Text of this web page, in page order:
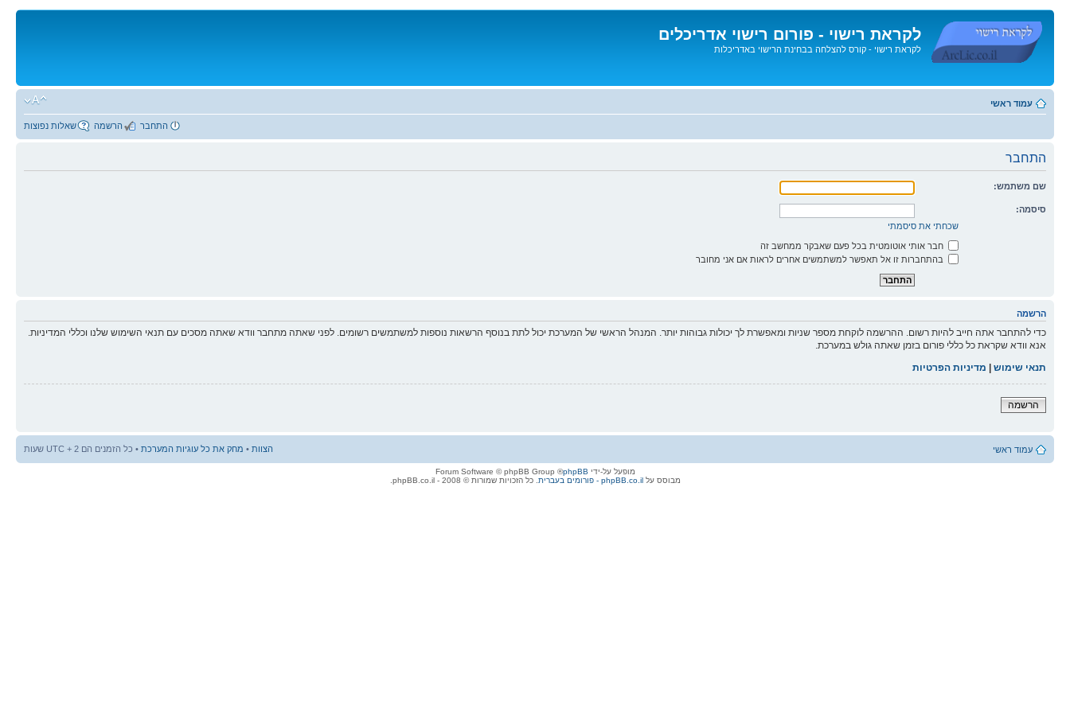
לקראת רישוי - פורום רישוי אדריכלים
לקראת רישוי - קורס להצלחה בבחינת הרישוי באדריכלות
לתוכן
עמוד ראשי
שאלות נפוצות הרשמה התחבר
התחבר
שם משתמש:
סיסמה:
שכחתי את סיסמתי
חבר אותי אוטומטית בכל פעם שאבקר ממחשב זה
בהתחברות זו אל תאפשר למשתמשים אחרים לראות אם אני מחובר
הרשמה
כדי להתחבר אתה חייב להיות רשום. ההרשמה לוקחת מספר שניות ומאפשרת לך יכולות גבוהות יותר. המנהל הראשי של המערכת יכול לתת בנוסף הרשאות נוספות למשתמשים רשומים. לפני שאתה מתחבר וודא שאתה מסכים עם תנאי השימוש שלנו וכללי המדיניות.
אנא וודא שקראת כל כללי פורום בזמן שאתה גולש במערכת.
תנאי שימוש | מדיניות הפרטיות
הרשמה
עמוד ראשי הצוות • מחק את כל עוגיות המערכת • כל הזמנים הם UTC + 2 שעות
מופעל על-ידי phpBB
® Forum Software © phpBB Group
מבוסס עלphpBB.co.il - פורומים בעברית . כל הזכויות שמורות © 2008 - phpBB.co.il.